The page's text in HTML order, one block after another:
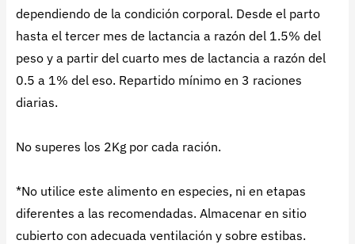
dependiendo de la condición corporal. Desde el parto
hasta el tercer mes de lactancia a razón del 1.5% del
peso y a partir del cuarto mes de lactancia a razón del
0.5 a 1% del eso. Repartido mínimo en 3 raciones
diarias.
No superes los 2Kg por cada ración.
*No utilice este alimento en especies, ni en etapas
diferentes a las recomendadas. Almacenar en sitio
cubierto con adecuada ventilación y sobre estibas.